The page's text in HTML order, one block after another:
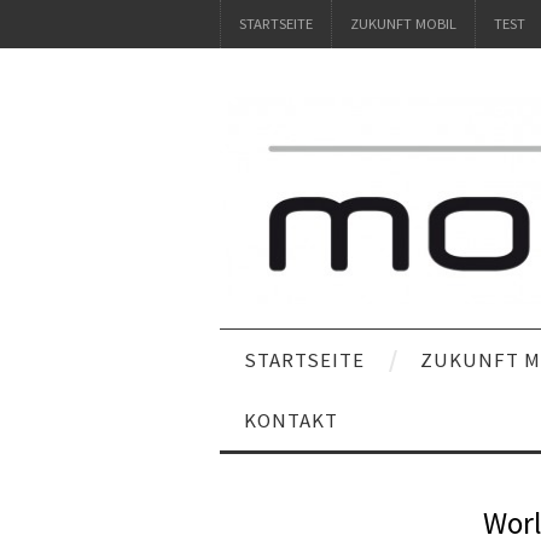
STARTSEITE ZUKUNFT MOBIL TEST
STARTSEITE ZUKUNFT
KONTAKT